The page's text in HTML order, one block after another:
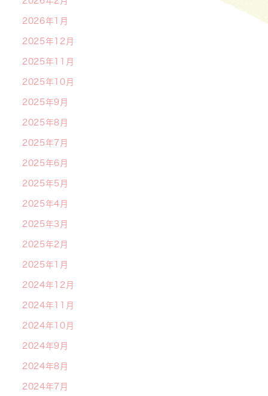
2026年1月
2025年12月
2025年11月
2025年10月
2025年9月
2025年8月
2025年7月
2025年6月
2025年5月
2025年4月
2025年3月
2025年2月
2025年1月
2024年12月
2024年11月
2024年10月
2024年9月
2024年8月
2024年7月